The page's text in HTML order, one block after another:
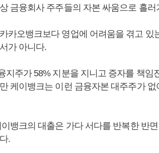
금융회사 주주들의 자본 싸움으로 흘러
카오뱅크보다 영업에 어려움을 겪고 있
가 아니다.
지주가 58% 지분을 지니고 증자를 책임
케이뱅크는 이런 금융자본 대주주가
뱅크의 대출은 가다 서다를 반복한 반
.